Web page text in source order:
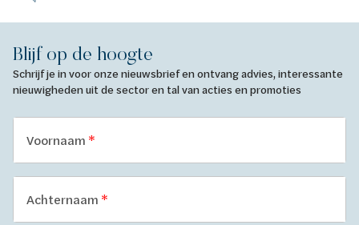
Blijf op de hoogte
Schrijf je in voor onze nieuwsbrief en ontvang advies, interessante
nieuwigheden uit de sector en tal van acties en promoties
Voornaam
Achternaam